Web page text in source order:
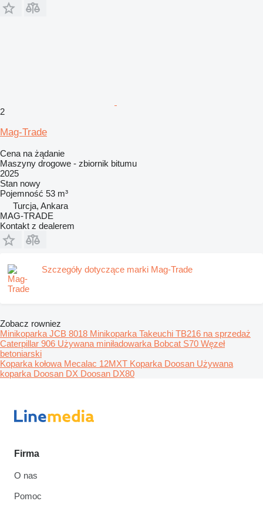
2
Mag-Trade
Cena na żądanie
Maszyny drogowe - zbiornik bitumu
2025
Stan nowy
Pojemność 53 m³
Turcja, Ankara
MAG-TRADE
Kontakt z dealerem
Szczegóły dotyczące marki Mag-Trade
Zobacz rowniez
Minikoparka JCB 8018 Minikoparka Takeuchi TB216 na sprzedaż
Caterpillar 906 Używana miniładowarka Bobcat S70 Węzeł
betoniarski
Koparka kołowa Mecalac 12MXT Koparka Doosan Używana
koparka Doosan DX Doosan DX80
Firma
O nas
Pomoc